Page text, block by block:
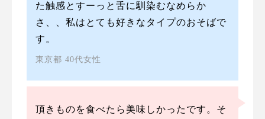
た触感とすーっと舌に馴染むなめらか
さ、、私はとても好きなタイプのおそばで
す。
東京都 40代女性
頂きものを食べたら美味しかったです。そ